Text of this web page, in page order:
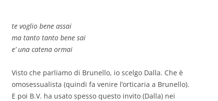
te voglio bene assai
ma tanto tanto bene sai
e’ una catena ormai
Visto che parliamo di Brunello, io scelgo Dalla. Che è
omosessualista (quindi fa venire l’orticaria a Brunello).
E poi B.V. ha usato spesso questo invito (Dalla) nei